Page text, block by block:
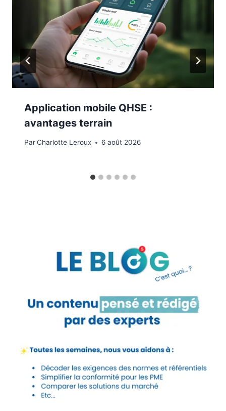
Application mobile QHSE :
avantages terrain
ParCharlotte Leroux 6 août 2026